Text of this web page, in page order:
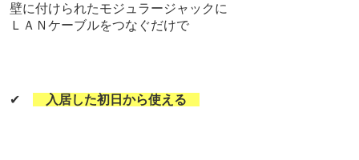
壁に付けられたモジュラージャックに
ＬＡＮケーブルをつなぐだけで
✔ 入居した初日から使える